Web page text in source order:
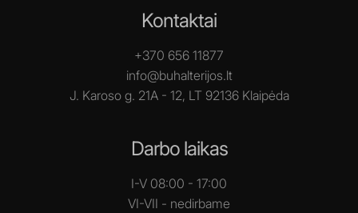
Kontaktai
+370 656 11877
info@buhalterijos.lt
J. Karoso g. 21A - 12, LT 92136 Klaipėda
Darbo laikas
I-V 08:00 - 17:00
VI-VII - nedirbame